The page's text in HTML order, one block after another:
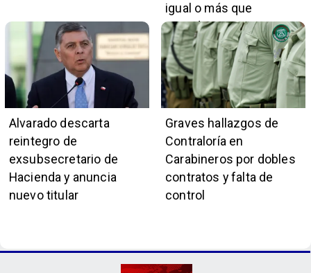
igual o más que
presidente Kast
Alvarado descarta
reintegro de
exsubsecretario de
Hacienda y anuncia
nuevo titular
Graves hallazgos de
Contraloría en
Carabineros por dobles
contratos y falta de
control